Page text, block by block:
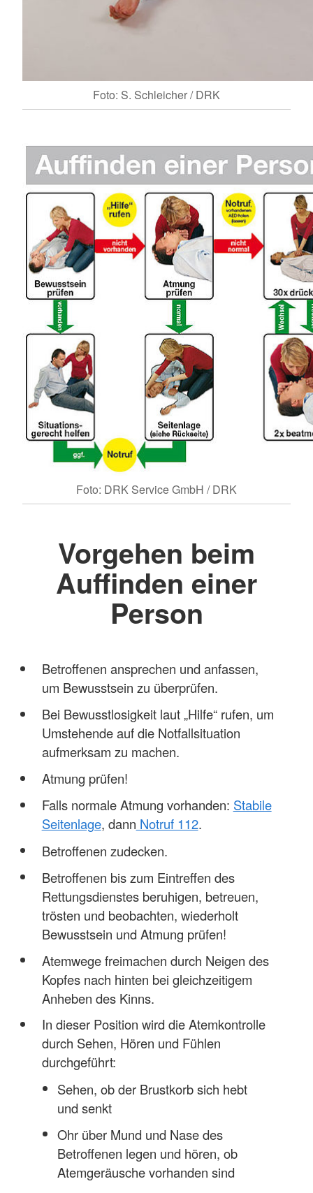
Foto: S. Schleicher / DRK
Foto: DRK Service GmbH / DRK
Vorgehen beim
Auffinden einer
Person
Betroffenen ansprechen und anfassen,
um Bewusstsein zu überprüfen.
Bei Bewusstlosigkeit laut „Hilfe“ rufen, um
Umstehende auf die Notfallsituation
aufmerksam zu machen.
Atmung prüfen!
Falls normale Atmung vorhanden: Stabile
Seitenlage, dann Notruf 112.
Betroffenen zudecken.
Betroffenen bis zum Eintreffen des
Rettungsdienstes beruhigen, betreuen,
trösten und beobachten, wiederholt
Bewusstsein und Atmung prüfen!
Atemwege freimachen durch Neigen des
Kopfes nach hinten bei gleichzeitigem
Anheben des Kinns.
In dieser Position wird die Atemkontrolle
durch Sehen, Hören und Fühlen
durchgeführt:
Sehen, ob der Brustkorb sich hebt
und senkt
Ohr über Mund und Nase des
Betroffenen legen und hören, ob
Atemgeräusche vorhanden sind